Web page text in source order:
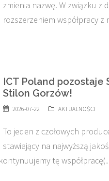
zmienia nazwę. W związku z
rozszerzeniem współpracy
ICT Poland pozostaje
Stilon Gorzów!
2026-07-22 AKTUALNOŚCI
To jeden z czołowych
stawiający na najwyższą
tę